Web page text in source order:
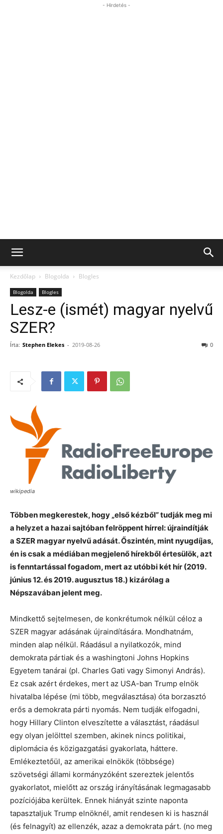
- Hirdetés -
Kezdőlap Blogolda Blogles
Blogolda Blogles
Lesz-e (ismét) magyar nyelvű
SZER?
Írta: Stephen Elekes - 2019-08-26 0
wikipedia
Többen megkerestek, hogy „első kézből” tudják meg mi
a helyzet a hazai sajtóban felröppent hírrel: újraindítják
a SZER magyar nyelvű adását. Őszintén, mint nyugdíjas,
én is csak a médiában megjelenő hírekből értesülök, azt
is fenntartással fogadom, mert az utóbbi két hír (2019.
június 12. és 2019. augusztus 18.) kizárólag a
Népszavában jelent meg.
Mindkettő sejtelmesen, de konkrétumok nélkül céloz a
SZER magyar adásának újraindítására. Mondhatnám,
minden alap nélkül. Ráadásul a nyilatkozók, mind
demokrata pártiak és a washingtoni Johns Hopkins
Egyetem tanárai (pl. Charles Gati vagy Simonyi András).
Ez csak azért érdekes, mert az USA-ban Trump elnök
hivatalba lépése (mi több, megválasztása) óta borzasztó
erős a demokrata párti nyomás. Nem tudják elfogadni,
hogy Hillary Clinton elveszítette a választást, ráadásul
egy olyan jelölttel szemben, akinek nincs politikai,
diplomácia és közigazgatási gyakorlata, háttere.
Emlékeztetőül, az amerikai elnökök (többsége)
szövetségi állami kormányzóként szereztek jelentős
gyakorlatot, mielőtt az ország irányításának legmagasabb
pozíciójába kerültek. Ennek hiányát szinte naponta
tapasztaljuk Trump elnöknél, amit rendesen ki is használ
(és felnagyít) az ellenzék, azaz a demokrata párt. (no meg